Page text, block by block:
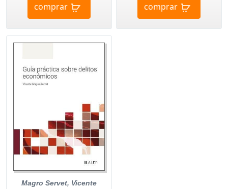
comprar comprar
Magro Servet, Vicente